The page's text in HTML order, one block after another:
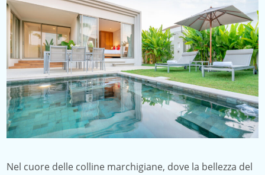
Nel cuore delle colline marchigiane, dove la bellezza del